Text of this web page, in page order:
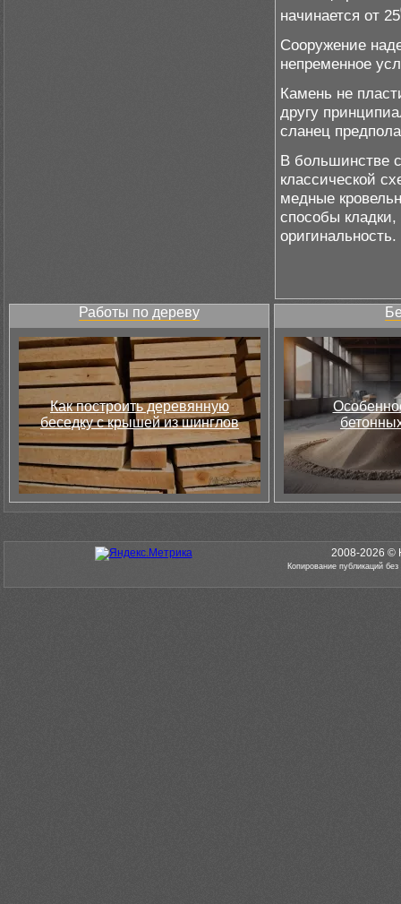
начинается от 25
Сооружение
непременное
Камень не
другу
сланец
В большинстве
классической
медные
способы
оригинальность.
Работы по дереву
Как построить деревянную
беседку с крышей из шинглов
2008-2026 ©
Копирование публикаций